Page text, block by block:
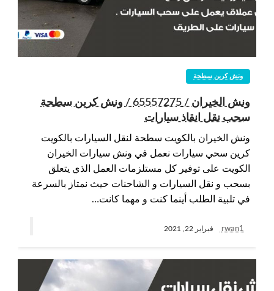
ونش كرين سطحة
ونش الخيران / 65557275 / ونش كرين سطحة
سحب نقل انقاذ سيارات
ونش الخيران بالكويت سطحة لنقل السيارات بالكويت
كرين سحي سيارات نعمل في ونش سيارات الخيران
الكويت على توفير كل مستلزمات العمل الذي يتعلق
بسحب و نقل السيارات و الشاحنات حيث نمتاز بالسرعة
في تلبية الطلب أينما كنت و مهما كانت…
rwan1 فبراير 22, 2021